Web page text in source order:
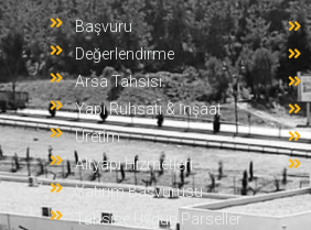
Başvuru
Değerlendirme
Arsa Tahsisi
Yapı Ruhsatı & İnşaat
Üretim
Altyapı Hizmetleri
Yatırım Başvurusu
Tahsise Uygun Parseller